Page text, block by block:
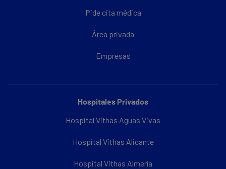
Pide cita médica
Área privada
Empresas
Hospitales Privados
Hospital Vithas Aguas Vivas
Hospital Vithas Alicante
Hospital Vithas Almería